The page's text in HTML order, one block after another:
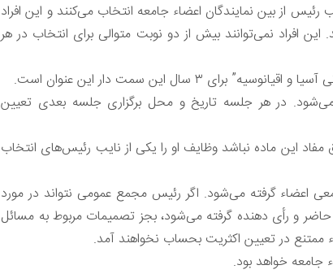
از بین نمایندگان اعضاء جامعه انتخاب می‌کنند و این افراد
نمی‌توانند بیش از دو نوبت متوالی برای انتخاب در هر
این سمت دار این عنوان است.
جلسات مجمع عمومی به ریاست رئیس جامعه مخابراتی تشکیل می‎‌شود. در هر جلسه تاریخ و محل برگزاری جلسه بعدی تعیین
این ماده نباشد وظایف او را یکی از نایب رئیس‌های انتخاب
اعضاء گرفته می‌شود. اگر رئیس مجمع عمومی نتواند در مورد
و رأی دهنده گرفته می‌شود، بجز تصمیمات مربوط به مسائل
ممتنع در تعیین اکثریت بحساب نخواهند آمد.
خواهد بود.